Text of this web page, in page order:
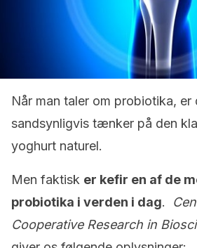
Når man taler om probiotika,
sandsynligvis tænker på den
yoghurt naturel.
Men faktisk er kefir en af de
probiotika i verden i dag.
Cooperative Research in